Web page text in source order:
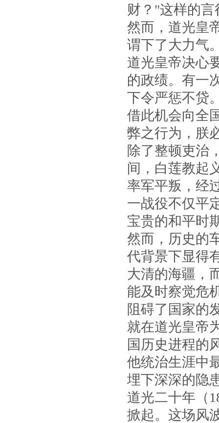
财？"这样的
然而，道光皇
谓下了大力气
道光皇帝决心
的政绩。有一
下令严惩不贷
借此机会向全
弊之行为，朕
除了整顿吏治
间，白莲教起
率军平叛，经
一战役不仅平
宝贵的和平时
然而，历史的
代背景下显得
大清的海疆，
能及时察觉危
阻碍了国家的
就在道光皇帝
国历史进程的
他统治生涯中
埋下深深的隐
道光二十年（
掀起。这场风